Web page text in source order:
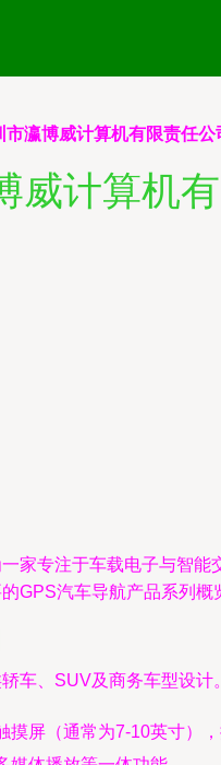
市瀛博威计算机有限责任
威计算机
家专注于车载电子与智
GPS汽车导航产品系列概
车、SUV及商务车型设计。
摸屏（通常为7-10英寸）